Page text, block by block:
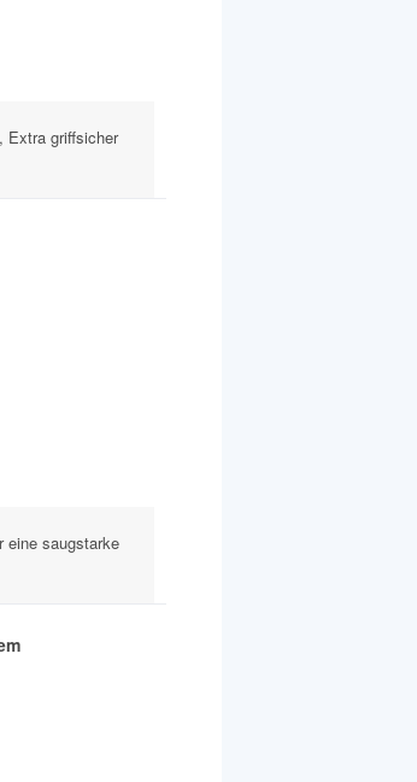
Extra griffsicher
eine saugstarke